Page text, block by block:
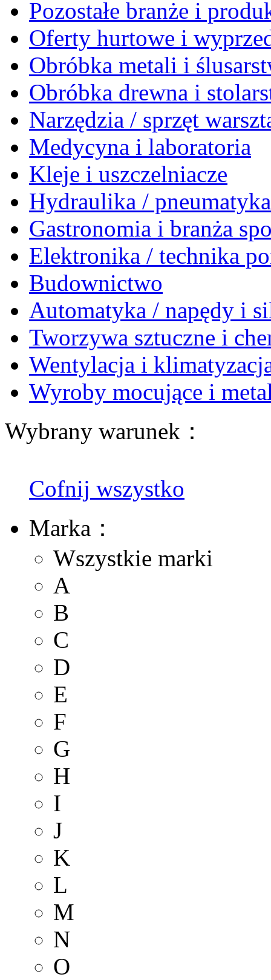
Pozostałe branże i
Oferty hurtowe i
Obróbka metali i
Obróbka drewna i
Narzędzia / sprzęt
Medycyna i laboratoria
Kleje i uszczelniacze
Hydraulika /
Gastronomia i branża
Elektronika / technika
Budownictwo
Automatyka / napędy i
Tworzywa sztuczne i
Wentylacja i
Wyroby mocujące i
Wybrany warunek：
Cofnij wszystko
Marka：
Wszystkie marki
A
B
C
D
E
F
G
H
I
J
K
L
M
N
O